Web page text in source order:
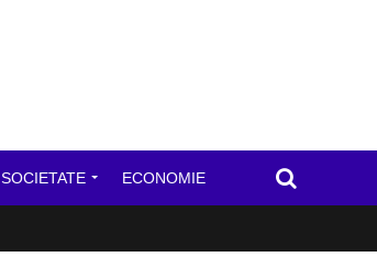
SOCIETATE ECONOMIE